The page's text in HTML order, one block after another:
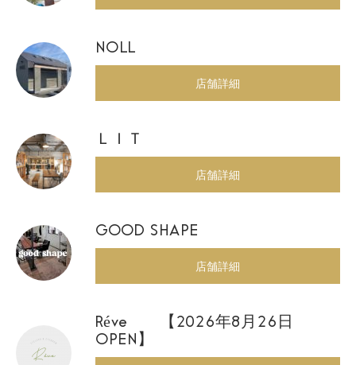
NOLL
店舗詳細
ＬＩＴ
店舗詳細
GOOD SHAPE
店舗詳細
Réve 【2026年8月26日
OPEN】